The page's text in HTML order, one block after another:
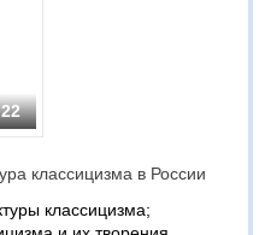
классицизма в России
классицизма;